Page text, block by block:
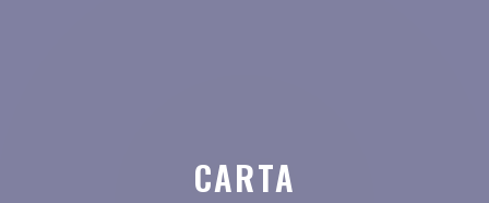
CARTA